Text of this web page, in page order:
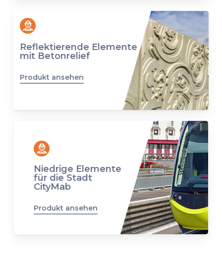
Reflektierende Elemente
mit Betonrelief
Produkt ansehen
Niedrige Elemente
für die Stadt
CityMab
Produkt ansehen